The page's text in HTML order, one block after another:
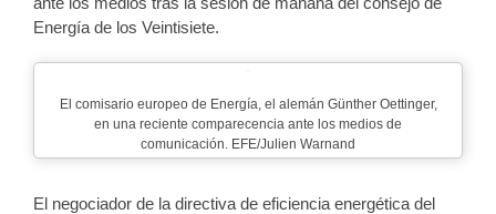
Energía de los Veintisiete.
El comisario europeo de Energía, el alemán Günther Oettinger,
en una reciente comparecencia ante los medios de
comunicación. EFE/Julien Warnand
El negociador de la directiva de eficiencia energética del